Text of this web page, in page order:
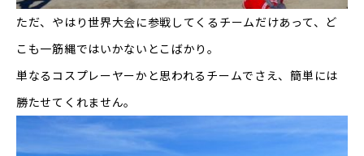
ただ、やはり世界大会に参戦してくるチームだけあって、ど
こも一筋縄ではいかないとこばかり。
単なるコスプレーヤーかと思われるチームでさえ、簡単には
勝たせてくれません。